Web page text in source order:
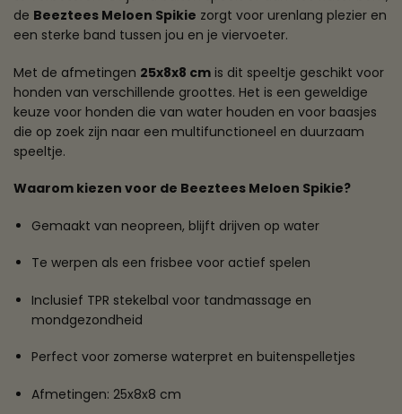
de Beeztees Meloen Spikie zorgt voor urenlang plezier en
een sterke band tussen jou en je viervoeter.
Met de afmetingen 25x8x8 cm is dit speeltje geschikt voor
honden van verschillende groottes. Het is een geweldige
keuze voor honden die van water houden en voor baasjes
die op zoek zijn naar een multifunctioneel en duurzaam
speeltje.
Waarom kiezen voor de Beeztees Meloen Spikie?
Gemaakt van neopreen, blijft drijven op water
Te werpen als een frisbee voor actief spelen
Inclusief TPR stekelbal voor tandmassage en
mondgezondheid
Perfect voor zomerse waterpret en buitenspelletjes
Afmetingen: 25x8x8 cm